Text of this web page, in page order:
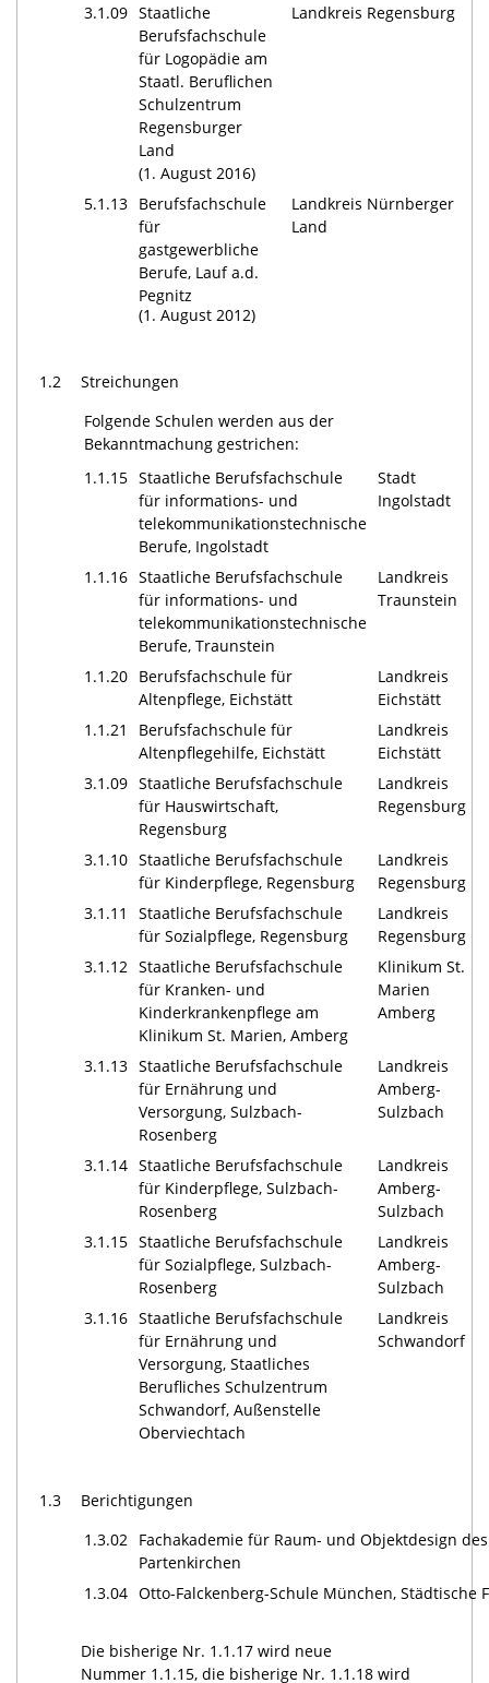
3.1.09 Staatliche
Berufsfachschule
für Logopädie am
Staatl. Beruflichen
Schulzentrum
Regensburger
Land
(1. August 2016)
Landkreis Regensburg
5.1.13
Berufsfachschule
für
gastgewerbliche
Berufe, Lauf a.d.
Pegnitz
(1. August 2012)
Landkreis Nürnberger
Land
1.2
Streichungen
Folgende Schulen werden aus der
Bekanntmachung gestrichen:
1.1.15 Staatliche Berufsfachschule
für informations- und
telekommunikationstechnische
Berufe, Ingolstadt
Stadt
Ingolstadt
1.1.16 Staatliche Berufsfachschule
für informations- und
telekommunikationstechnische
Berufe, Traunstein
Landkreis
Traunstein
1.1.20
Berufsfachschule für
Altenpflege, Eichstätt
Landkreis
Eichstätt
1.1.21
Berufsfachschule für
Altenpflegehilfe, Eichstätt
Landkreis
Eichstätt
3.1.09 Staatliche Berufsfachschule
für Hauswirtschaft,
Regensburg
Landkreis
Regensburg
3.1.10 Staatliche Berufsfachschule
für Kinderpflege, Regensburg
Landkreis
Regensburg
3.1.11
Staatliche Berufsfachschule
für Sozialpflege, Regensburg
Landkreis
Regensburg
3.1.12 Staatliche Berufsfachschule
für Kranken- und
Kinderkrankenpflege am
Klinikum St. Marien, Amberg
Klinikum St.
Marien
Amberg
3.1.13 Staatliche Berufsfachschule
für Ernährung und
Versorgung, Sulzbach-
Rosenberg
Landkreis
Amberg-
Sulzbach
3.1.14 Staatliche Berufsfachschule
für Kinderpflege, Sulzbach-
Rosenberg
Landkreis
Amberg-
Sulzbach
3.1.15 Staatliche Berufsfachschule
für Sozialpflege, Sulzbach-
Rosenberg
Landkreis
Amberg-
Sulzbach
3.1.16 Staatliche Berufsfachschule
für Ernährung und
Versorgung, Staatliches
Berufliches Schulzentrum
Schwandorf, Außenstelle
Oberviechtach
Landkreis
Schwandorf
1.3
Berichtigungen
1.3.02
Fachakademie für Raum- und Objektdesign
Partenkirchen
1.3.04 Otto-Falckenberg-Schule München, Städtische
Die bisherige Nr. 1.1.17 wird neue
Nummer 1.1.15, die bisherige Nr. 1.1.18 wird